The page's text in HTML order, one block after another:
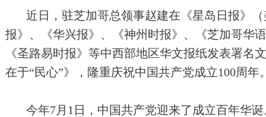
近日，驻芝加哥总领事赵建在《星岛日报》（
报》、《华兴报》、《神州时报》、《芝加哥华
《圣路易时报》等中西部地区华文报纸发表署名
在于“民心”》，隆重庆祝中国共产党成立100周年
今年7月1日，中国共产党迎来了成立百年华诞